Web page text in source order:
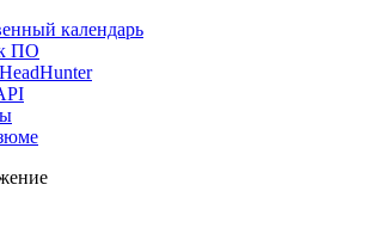
календарь
ПО